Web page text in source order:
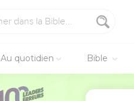
Au quotidien Bible